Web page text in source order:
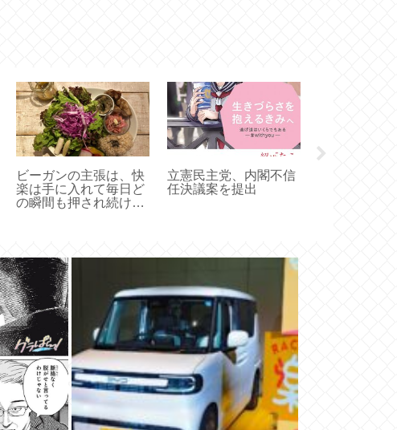
ビーガンの主張は、快
楽は手に入れて毎日ど
の瞬間も押され続けな
立憲民主党、内閣不信
任決議案を提出